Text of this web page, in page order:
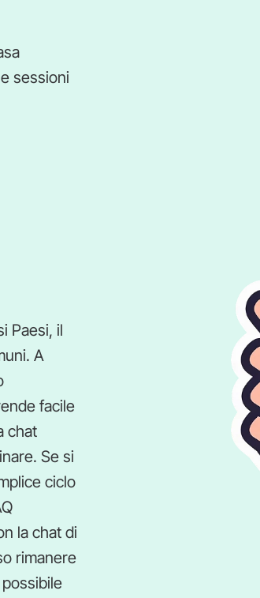
sessioni
Paesi, il
A
facile
chat
Se si
ciclo
la chat di
rimanere